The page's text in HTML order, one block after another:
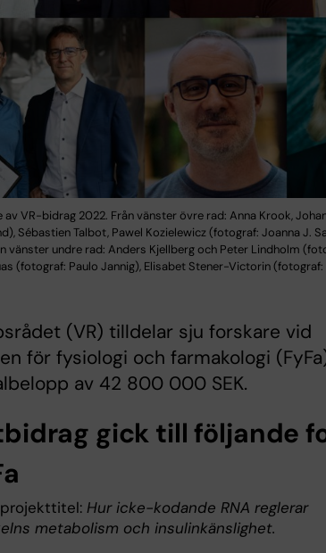
av VR-bidrag 2022. Från vänster övre rad: Anna Krook,
Sébastien Talbot, Pawel Kozielewicz (fotograf: Joanna J.
vänster undre rad: Anders Kjellberg och Peter Lindholm
(fotograf: Paulo Jannig), Elisabet Stener-Victorin
(VR) tilldelar sju forskare vid
för fysiologi och farmakologi
av 42 800 000 SEK.
gick till följande
Hur icke-kodande RNA reglerar
metabolism och insulinkänslighet.